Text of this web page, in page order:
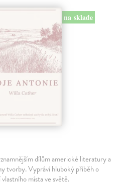
na sklade
dílům americké literatury a
tvorby. Vypráví hluboký příběh o
místa ve světě.